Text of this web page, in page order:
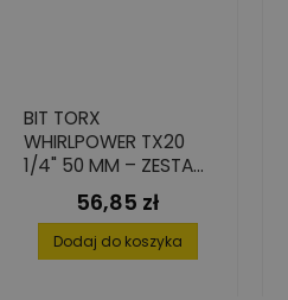
BIT TORX
WHIRLPOWER TX20
1/4" 50 MM – ZESTAW
10 SZT.Cena
56,85 zł
Dodaj do koszyka